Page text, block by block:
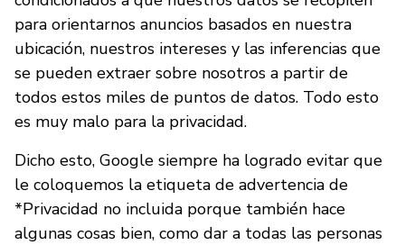
para orientarnos anuncios basados en nuestra
ubicación, nuestros intereses y las inferencias que
se pueden extraer sobre nosotros a partir de
todos estos miles de puntos de datos. Todo esto
es muy malo para la privacidad.
Dicho esto, Google siempre ha logrado evitar que
le coloquemos la etiqueta de advertencia de
*Privacidad no incluida porque también hace
algunas cosas bien, como dar a todas las personas